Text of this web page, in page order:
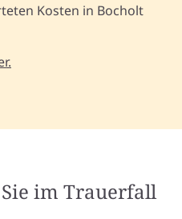
Kosten in Bocholt
im Trauerfall